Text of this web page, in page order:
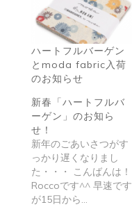
ハートフルバーゲン
とmoda fabric入荷
のお知らせ
新春「ハートフルバ
ーゲン」のお知ら
せ！
新年のごあいさつがす
っかり遅くなりまし
た・・・ こんばんは！
Roccoです^^ 早速です
が15日から…